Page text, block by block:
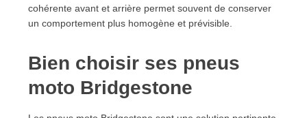
cohérente avant et arrière permet souvent de conserver
un comportement plus homogène et prévisible.
Bien choisir ses pneus
moto Bridgestone